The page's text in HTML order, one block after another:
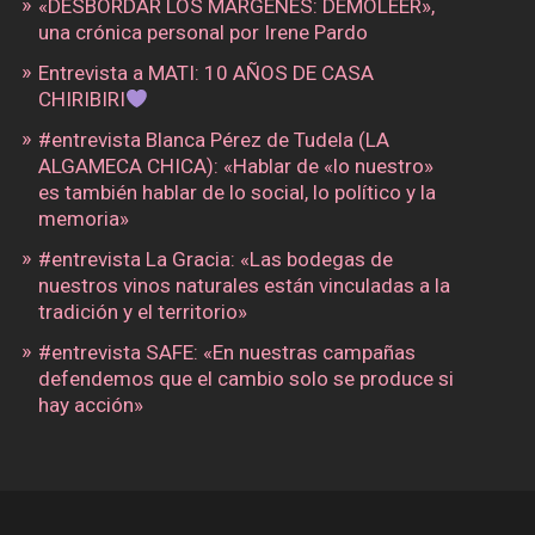
«DESBORDAR LOS MÁRGENES: DEMOLEER»,
una crónica personal por Irene Pardo
Entrevista a MATI: 10 AÑOS DE CASA
CHIRIBIRI
#entrevista Blanca Pérez de Tudela (LA
ALGAMECA CHICA): «Hablar de «lo nuestro»
es también hablar de lo social, lo político y la
memoria»
#entrevista La Gracia: «Las bodegas de
nuestros vinos naturales están vinculadas a la
tradición y el territorio»
#entrevista SAFE: «En nuestras campañas
defendemos que el cambio solo se produce si
hay acción»